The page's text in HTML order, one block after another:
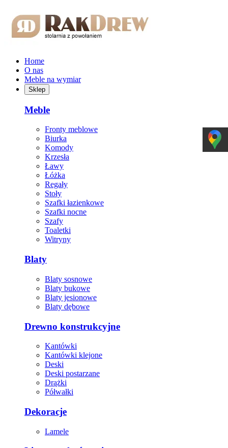
Home
O nas
Meble na wymiar
Sklep
Meble
Fronty meblowe
Biurka
Komody
Krzesła
Ławy
Łóżka
Regały
Stoły
Szafki łazienkowe
Szafki nocne
Szafy
Toaletki
Witryny
Blaty
Blaty sosnowe
Blaty bukowe
Blaty jesionowe
Blaty dębowe
Drewno konstrukcyjne
Kantówki
Kantówki klejone
Deski
Deski postarzane
Drążki
Półwałki
Dekoracje
Lamele